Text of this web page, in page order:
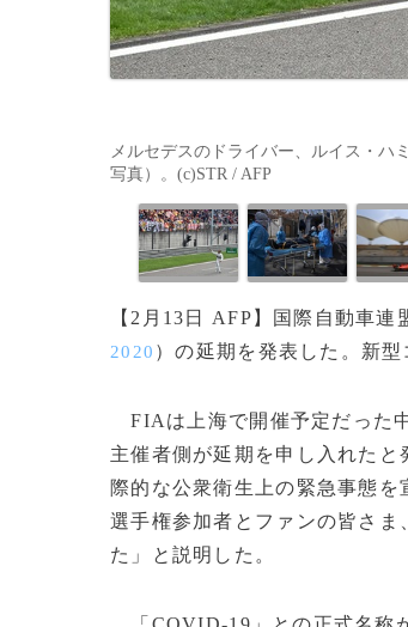
メルセデスのドライバー、ルイス・ハ
写真）。(c)STR / AFP
【2月13日 AFP】国際自動車連
2020 ）の延期を発表した。新
FIAは上海で開催予定だった
主催者側が延期を申し入れたと
際的な公衆衛生上の緊急事態
選手権参加者とファンの皆さ
た」と説明した。